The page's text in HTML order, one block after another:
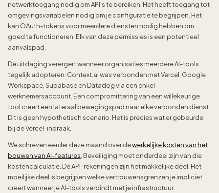
netwerktoegang nodig om API's te bereiken. Het heeft toegang tot
omgevingsvariabelen nodig om je configuratie te begrijpen. Het
kan OAuth-tokens voor meerdere diensten nodig hebben om
goed te functioneren. Elk van deze permissies is een potentieel
aanvalspad.
De uitdaging verergert wanneer organisaties meerdere AI-tools
tegelijk adopteren. Context.ai was verbonden met Vercel, Google
Workspace, Supabase en Datadog via een enkel
werknemersaccount. Een compromittering van een willekeurige
tool creert een lateraal bewegingspad naar elke verbonden dienst.
Dit is geen hypothetisch scenario. Het is precies wat er gebeurde
bij de Vercel-inbraak.
We schreven eerder deze maand over dewerkelijke kosten van het
bouwen van AI-features . Beveiliging moet onderdeel zijn van die
kostencalculatie. De API-rekeningen zijn het makkelijke deel. Het
moeilijke deel is begrijpen welke vertrouwensgrenzen je impliciet
creert wanneer je AI-tools verbindt met je infrastructuur.